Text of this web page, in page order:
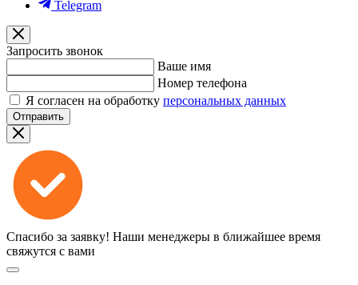
Telegram
Запросить звонок
Ваше имя
Номер телефона
Я согласен на обработку персональных данных
Отправить
Спасибо за заявку! Наши менеджеры в ближайшее время
свяжутся с вами